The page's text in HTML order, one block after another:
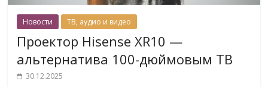
Новости ТВ, аудио и видео
Проектор Hisense XR10 —
альтернатива 100-дюймовым ТВ
30.12.2025